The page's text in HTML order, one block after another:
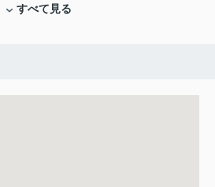
すべて見る